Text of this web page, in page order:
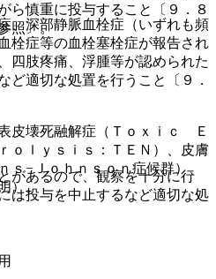
深部静脈血栓症（いずれも頻
栓症等の血栓塞栓症が報告され
四肢疼痛、浮腫等が認められた
ど適切な処置を行うこと〔９．
皮壊死融解症（Ｔｏｘｉｃ Ｅ
ｌｙｓｉｓ：ＴＥＮ）、皮膚
ｓ−Ｊｏｈｎｓｏｎ症候群）、
）。
ら慎重に投与すること〔９．８
照〕。
があるので、観察を十分に行
は投与を中止するなど適切な処